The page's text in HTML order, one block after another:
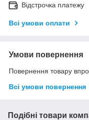
Відстрочка платежу
Всі умови оплати
Умови повернення
Повернення товару
Всі умови повернення
Подібні товари